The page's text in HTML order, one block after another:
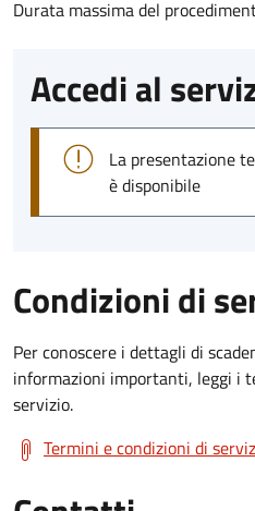
Durata massima del
Accedi al
La presentazione
è disponibile
Condizioni di
Per conoscere i dettagli di
informazioni importanti, leggi i
servizio.
Termini e condizioni di